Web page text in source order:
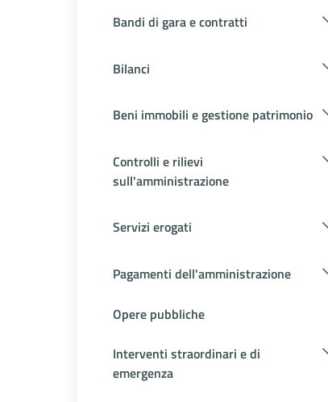
Bandi di gara e contratti
Bilanci
Beni immobili e gestione patrimonio
Controlli e rilievi
sull'amministrazione
Servizi erogati
Pagamenti dell'amministrazione
Opere pubbliche
Interventi straordinari e di
emergenza